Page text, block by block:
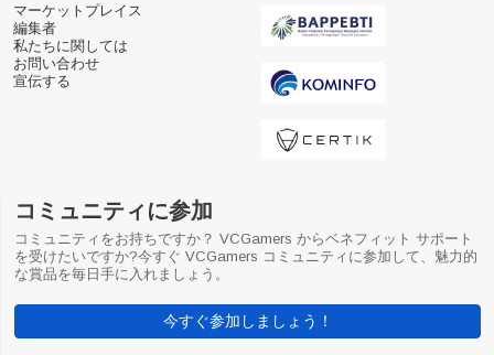
マーケットプレイス
編集者
私たちに関しては
お問い合わせ
宣伝する
コミュニティに参加
コミュニティをお持ちですか？ VCGamers からベネフィット サポート
を受けたいですか?今すぐ VCGamers コミュニティに参加して、魅力的
な賞品を毎日手に入れましょう。
今すぐ参加しましょう！